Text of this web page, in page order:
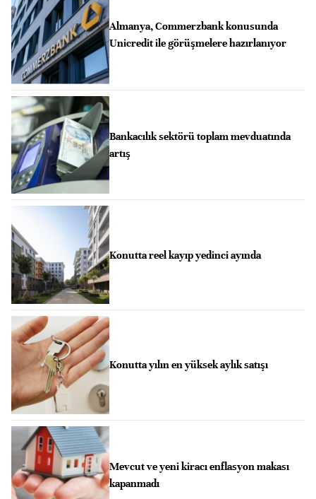
Almanya, Commerzbank konusunda
Unicredit ile görüşmelere hazırlanıyor
Bankacılık sektörü toplam mevduatında
artış
Konutta reel kayıp yedinci ayında
Konutta yılın en yüksek aylık satışı
Mevcut ve yeni kiracı enflasyon makası
kapanmadı